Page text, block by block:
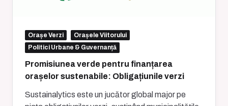
Orașe Verzi
Orașele Viitorului
Politici Urbane & Guvernanță
Promisiunea verde pentru finanțarea
orașelor sustenabile: Obligațiunile verzi
Sustainalytics este un jucător global major pe